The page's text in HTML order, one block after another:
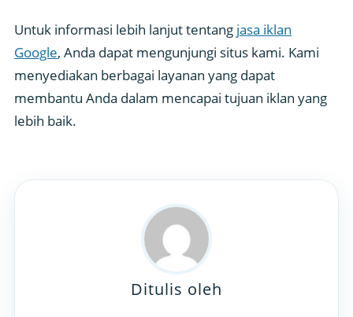
Untuk informasi lebih lanjut tentang jasa iklan
Google, Anda dapat mengunjungi situs kami. Kami
menyediakan berbagai layanan yang dapat
membantu Anda dalam mencapai tujuan iklan yang
lebih baik.
Ditulis oleh